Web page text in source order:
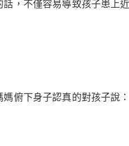
，不僅容易導致孩子患上
俯下身子認真的對孩子說